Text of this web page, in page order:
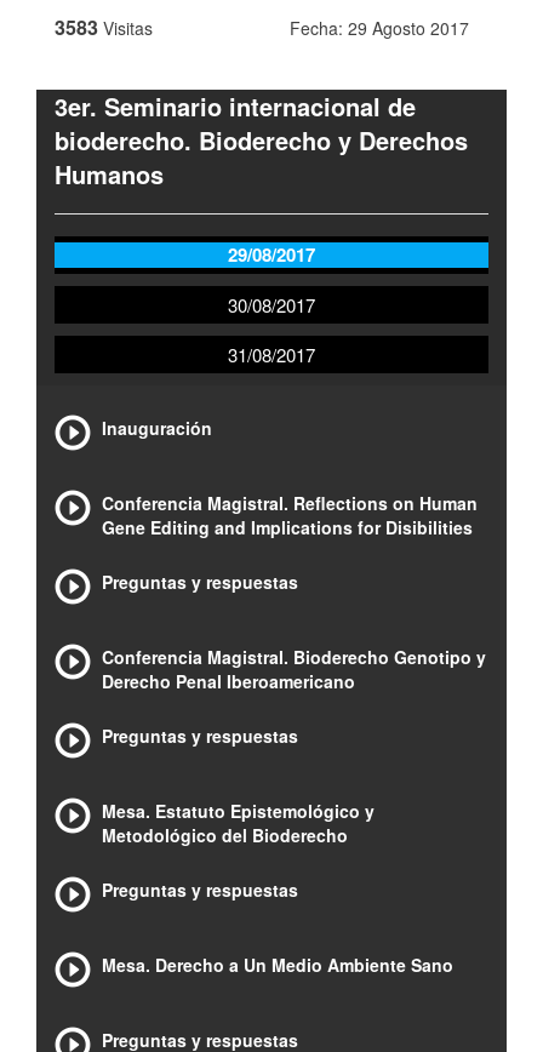
3583 Visitas Fecha: 29 Agosto 2017
3er. Seminario internacional de
bioderecho. Bioderecho y Derechos
Humanos
29/08/2017
30/08/2017
31/08/2017
Inauguración
Conferencia Magistral. Reflections on Human
Gene Editing and Implications for Disibilities
Preguntas y respuestas
Conferencia Magistral. Bioderecho Genotipo y
Derecho Penal Iberoamericano
Preguntas y respuestas
Mesa. Estatuto Epistemológico y
Metodológico del Bioderecho
Preguntas y respuestas
Mesa. Derecho a Un Medio Ambiente Sano
Preguntas y respuestas